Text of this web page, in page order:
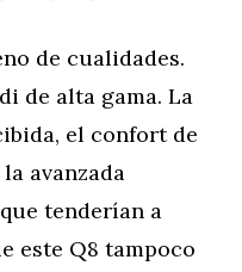
de cualidades.
de alta gama. La
el confort de
avanzada
tenderían a
este Q8 tampoco